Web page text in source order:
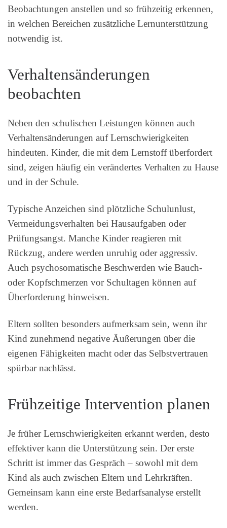
Beobachtungen anstellen und so frühzeitig erkennen,
in welchen Bereichen zusätzliche Lernunterstützung
notwendig ist.
Verhaltensänderungen
beobachten
Neben den schulischen Leistungen können auch
Verhaltensänderungen auf Lernschwierigkeiten
hindeuten. Kinder, die mit dem Lernstoff überfordert
sind, zeigen häufig ein verändertes Verhalten zu Hause
und in der Schule.
Typische Anzeichen sind plötzliche Schulunlust,
Vermeidungsverhalten bei Hausaufgaben oder
Prüfungsangst. Manche Kinder reagieren mit
Rückzug, andere werden unruhig oder aggressiv.
Auch psychosomatische Beschwerden wie Bauch-
oder Kopfschmerzen vor Schultagen können auf
Überforderung hinweisen.
Eltern sollten besonders aufmerksam sein, wenn ihr
Kind zunehmend negative Äußerungen über die
eigenen Fähigkeiten macht oder das Selbstvertrauen
spürbar nachlässt.
Frühzeitige Intervention planen
Je früher Lernschwierigkeiten erkannt werden, desto
effektiver kann die Unterstützung sein. Der erste
Schritt ist immer das Gespräch – sowohl mit dem
Kind als auch zwischen Eltern und Lehrkräften.
Gemeinsam kann eine erste Bedarfsanalyse erstellt
werden.